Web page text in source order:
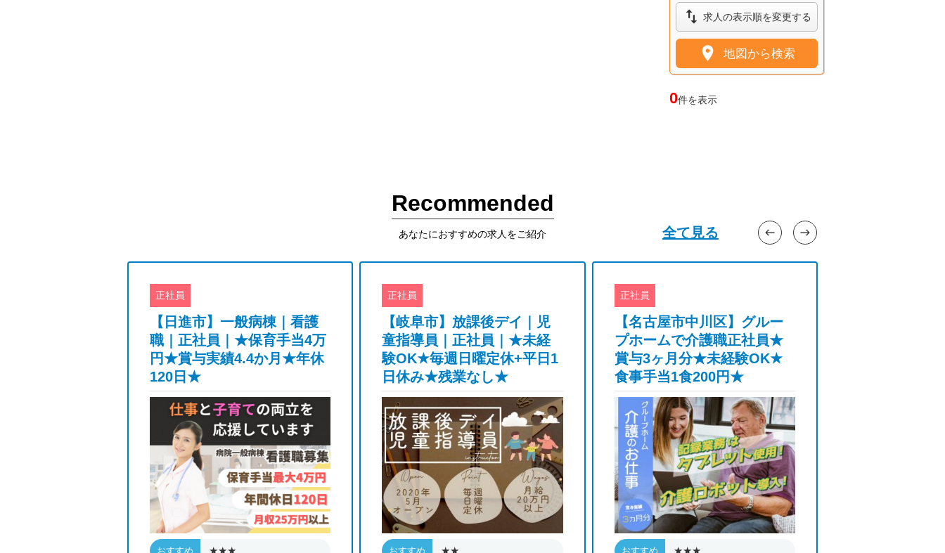
 求人の表示順を変更する
 地図から検索
0件を表示
Recommended
あなたにおすすめの求人をご紹介 全て見る
正社員
【日進市】一般病棟｜看護
職｜正社員｜★保育手当4万
円★賞与実績4.4か月★年休
120日★
おすすめ
正社員
【岐阜市】放課後デイ｜児
童指導員｜正社員｜★未経
験OK★毎週日曜定休+平日1
日休み★残業なし★
おすすめ
正社員
【名古屋市中川区】グルー
プホームで介護職正社員★
賞与3ヶ月分★未経験OK★
食事手当1食200円★
おすすめ
east
west